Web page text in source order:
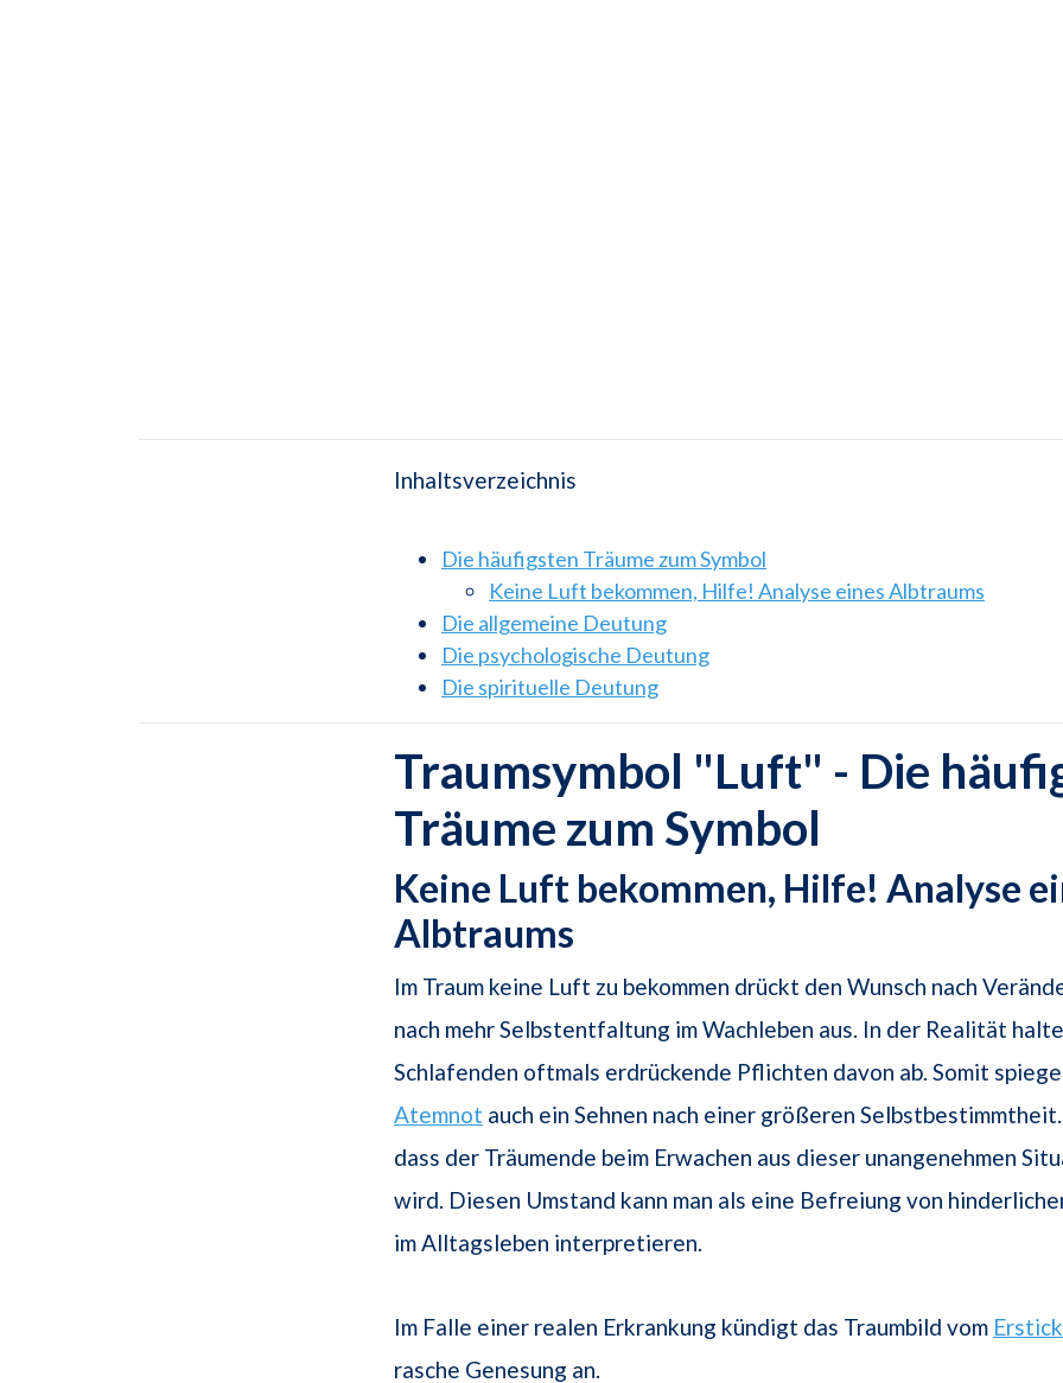
Inhaltsverzeichnis
Die häufigsten Träume zum Symbol
Keine Luft bekommen, Hilfe! Analyse eines Albtraums
Die allgemeine Deutung
Die psychologische Deutung
Die spirituelle Deutung
Traumsymbol "Luft" - Die
Träume zum Symbol
Keine Luft bekommen, Hilfe! Analyse
Albtraums
Im Traum keine Luft zu bekommen drückt den Wunsch nach
nach mehr Selbstentfaltung im Wachleben aus. In der Realität
Schlafenden oftmals erdrückende Pflichten davon ab. Somit
Atemnot auch ein Sehnen nach einer größeren
dass der Träumende beim Erwachen aus dieser unangenehmen
wird. Diesen Umstand kann man als eine Befreiung von
im Alltagsleben interpretieren.
Im Falle einer realen Erkrankung kündigt das Traumbild vom
rasche Genesung an.